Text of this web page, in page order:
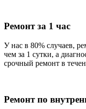
Ремонт за 1 час
У нас в 80% случаев,
чем за 1 сутки, а
срочный ремонт в
Ремонт по